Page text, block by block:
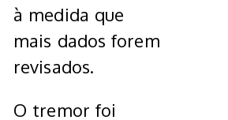
à medida que
mais dados forem
revisados.
O tremor foi